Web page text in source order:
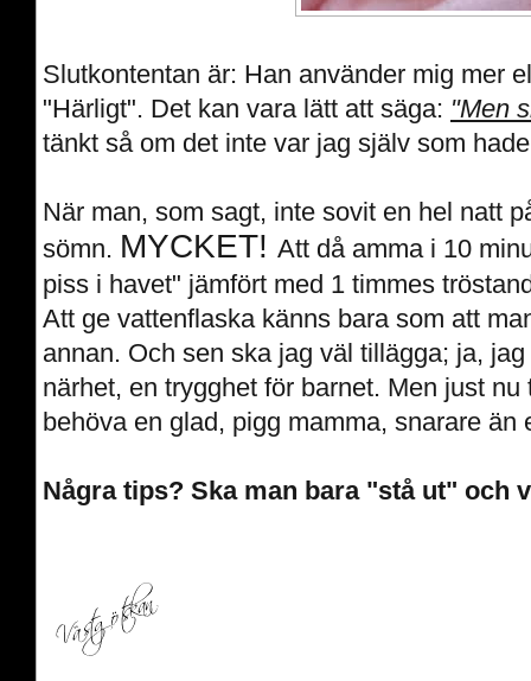
Slutkontentan är: Han använder mig mer
"Härligt". Det kan vara lätt att säga: "Men
tänkt så om det inte var jag själv som
När man, som sagt, inte sovit en hel natt
sömn. MYCKET! Att då amma i 10
piss i havet" jämfört med 1 timmes
Att ge vattenflaska känns bara som att
annan. Och sen ska jag väl tillägga; ja,
närhet, en trygghet för barnet. Men just
behöva en glad, pigg mamma, snarare än
Några tips? Ska man bara "stå ut" och